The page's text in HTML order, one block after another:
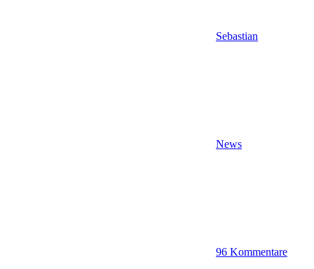
Sebastian
News
96 Kommentare